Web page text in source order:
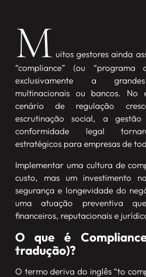
M uitos gestores ainda
“compliance” (ou “programa
exclusivamente a
multinacionais ou bancos. No
cenário de regulação
escrutinação social, a
conformidade legal
estratégicos para empresas de
Implementar uma cultura de
custo, mas um investimento
segurança e longevidade do
uma atuação preventiva
financeiros, reputacionais e
O que é
tradução)?
O termo deriva do inglês “to